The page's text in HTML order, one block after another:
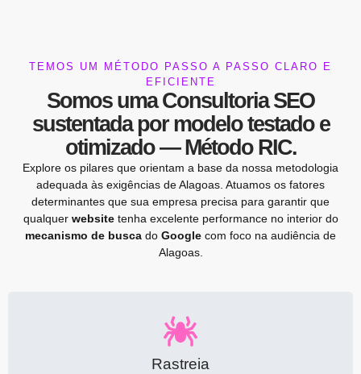
TEMOS UM MÉTODO PASSO A PASSO CLARO E
EFICIENTE
Somos umaConsultoria SEO
sustentada por modelo testado e
otimizado —Método RIC.
Explore os pilares que orientam a base da nossa metodologia
adequada às exigências de Alagoas. Atuamos os fatores
determinantes que sua empresa precisa para garantir que
qualquer websitetenha excelente performance no interior do
mecanismo de busca do Google com foco na audiência de
Alagoas.
Rastreia